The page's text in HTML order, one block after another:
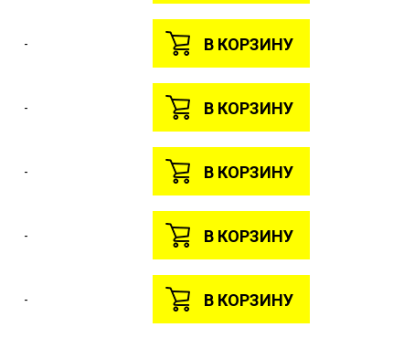
- В КОРЗИНУ
- В КОРЗИНУ
- В КОРЗИНУ
- В КОРЗИНУ
- В КОРЗИНУ